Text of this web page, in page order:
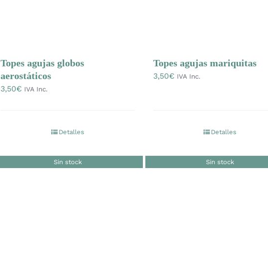
Topes agujas globos
aerostáticos
3,50€ IVA Inc.
Detalles
Topes agujas mariquitas
3,50€ IVA Inc.
Detalles
Sin stock Sin stock